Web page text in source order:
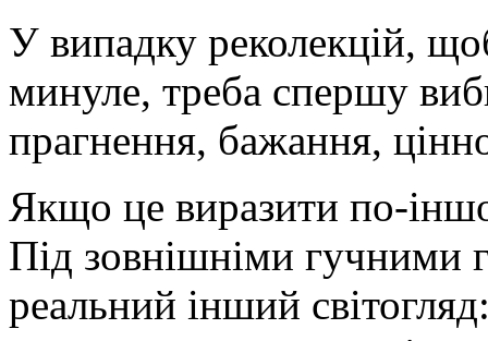
У випадку реколекцій,
минуле, треба спершу
прагнення, бажання,
Якщо це виразити по-
Під зовнішніми гучними
реальний інший